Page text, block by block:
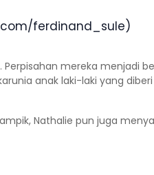
ferdinand_sule)
mereka menjadi
anak laki-laki yang
Nathalie pun juga